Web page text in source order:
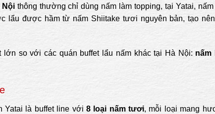
Nộithông thường chỉ dùng nấm làm topping, tại Yatai,
lẩu được hầm từ nấm Shiitake tươi nguyên bản, tạo
so với các quán buffet lẩu nấm khác tại Hà Nội: nấm
Yatai là buffet line với 8 loại nấm tươi, mỗi loại mang